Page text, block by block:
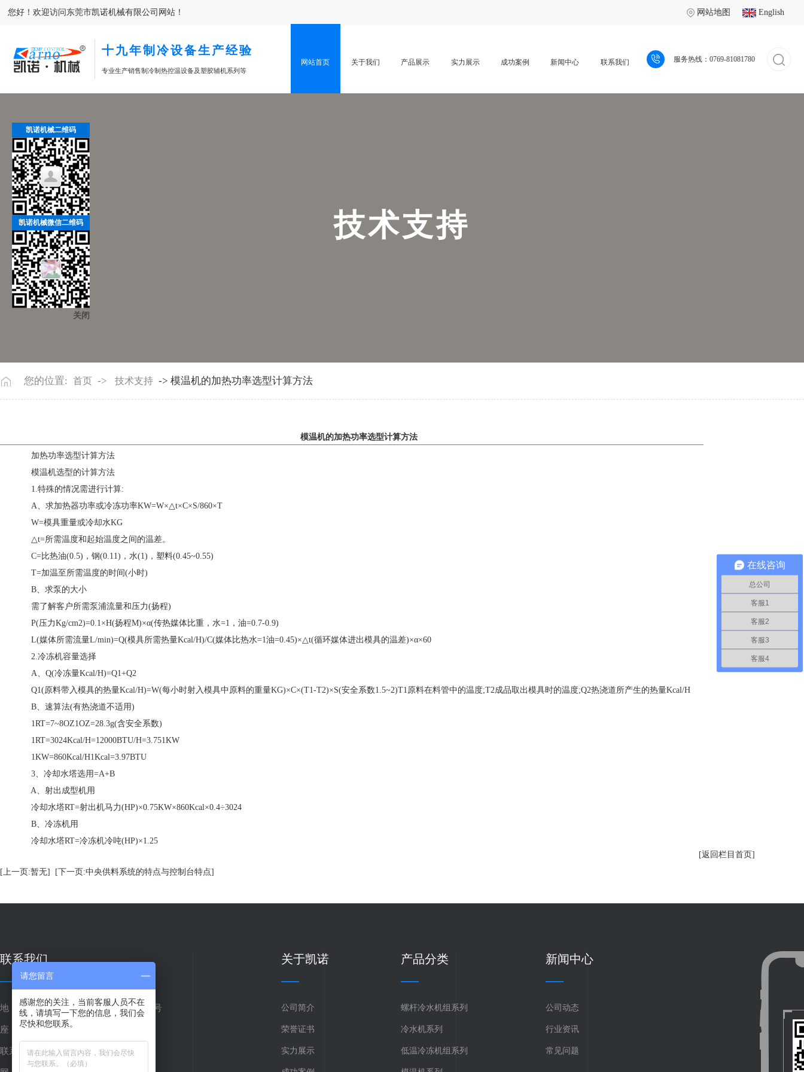
您好！欢迎访问东莞市凯诺机械有限公司网站！ 网站地图 English
十九年制冷设备生产经验
专业生产销售制冷制热控温设备及塑胶辅机系列等
网站首页 关于我们 产品展示 实力展示 成功案例 新闻中心 联系我们 服务热线： 0769-81081780
技术支持
您的位置: 首页 -> 技术支持 -> 模温机的加热功率选型计算方法
模温机的加热功率选型计算方法
加热功率选型计算方法
模温机选型的计算方法
1.特殊的情况需进行计算:
A、求加热器功率或冷冻功率KW=W×△t×C×S/860×T
W=模具重量或冷却水KG
△t=所需温度和起始温度之间的温差。
C=比热油(0.5)，钢(0.11)，水(1)，塑料(0.45~0.55)
T=加温至所需温度的时间(小时)
B、求泵的大小
需了解客户所需泵浦流量和压力(扬程)
P(压力Kg/cm2)=0.1×H(扬程M)×α(传热媒体比重，水=1，油=0.7-0.9)
L(媒体所需流量L/min)=Q(模具所需热量Kcal/H)/C(媒体比热水=1油=0.45)×△t(循环媒体进出模具的温差)×α×60
2.冷冻机容量选择
A、Q(冷冻量Kcal/H)=Q1+Q2
Q1(原料带入模具的热量Kcal/H)=W(每小时射入模具中原料的重量KG)×C×(T1-T2)×S(安全系数1.5~2)T1原料在料管中的温度;T2成品取出模具时的温度;Q2热浇道所产生的热量Kcal/H
B、速算法(有热浇道不适用)
1RT=7~8OZ1OZ=28.3g(含安全系数)
1RT=3024Kcal/H=12000BTU/H=3.751KW
1KW=860Kcal/H1Kcal=3.97BTU
3、冷却水塔选用=A+B
A、射出成型机用
冷却水塔RT=射出机马力(HP)×0.75KW×860Kcal×0.4÷3024
B、冷冻机用
冷却水塔RT=冷冻机冷吨(HP)×1.25
[返回栏目首页]
[上一页:暂无]
[下一页:中央供料系统的特点与控制台特点]
联系我们
地 址：东莞市常平镇元江元娱河路28号
座 机：0769-81081780
联系人：袁先生
关于凯诺
公司简介
荣誉证书
实力展示
产品分类
螺杆冷水机组系列
冷水机系列
低温冷冻机组系列
新闻中心
公司动态
行业资讯
常见问题
凯诺机械二维码
凯诺机械微信二维码
关闭
在线咨询
总公司
客服1
客服2
客服3
客服4
请您留言
感谢您的关注，当前客服人员不在
线，请填写一下您的信息，我们会
尽快和您联系。